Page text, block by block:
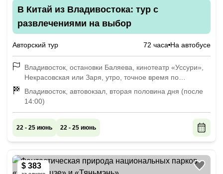
В Китай из Владивостока: тур с
развлечениями на выбор
Авторский тур 72 часа На автобусе
Владивосток, остановки Баляева, кинотеатр «Уссури»,
Некрасовская или Заря, утро, точное время по
договорённости
Владивосток, автовокзал, вторая половина дня (после
14:00)
22 - 25 июнь 22 - 25 июнь
$ 383